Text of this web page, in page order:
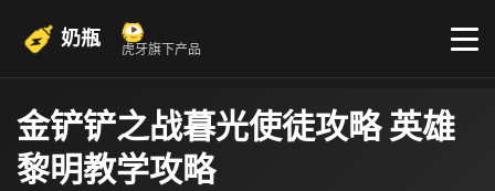
奶瓶 虎牙旗下产品
金铲铲之战暮光使徒攻略 英雄
黎明教学攻略